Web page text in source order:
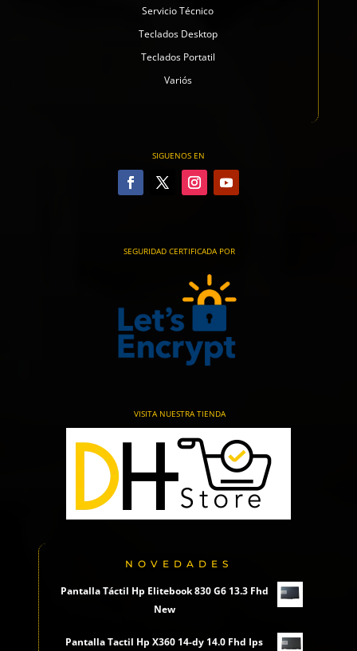
Servicio Técnico
Teclados Desktop
Teclados Portatil
Variós
SIGUENOS EN
SEGURIDAD CERTIFICADA POR
VISITA NUESTRA TIENDA
NOVEDADES
Pantalla Táctil Hp Elitebook 830 G6 13.3 Fhd
New
Pantalla Tactil Hp X360 14-dy 14.0 Fhd Ips